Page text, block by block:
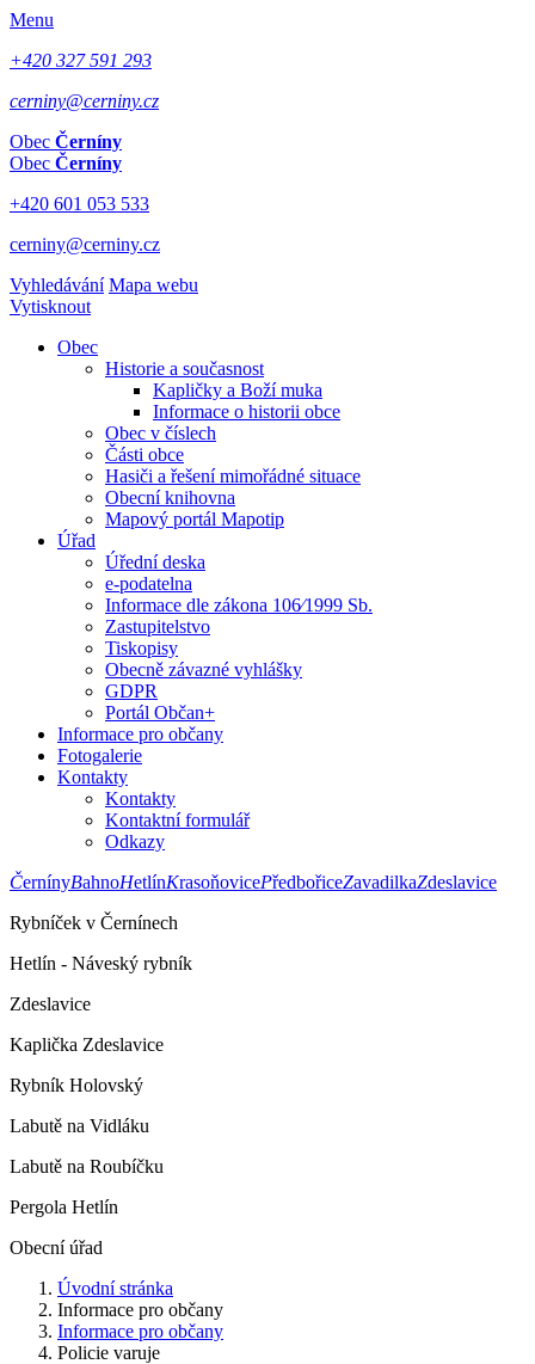
Menu
+420 327 591 293
cerniny@cerniny.cz
Obec Černíny
Obec Černíny
+420 601 053 533
cerniny@cerniny.cz
Vyhledávání Mapa webu
Vytisknout
Obec
Historie a současnost
Kapličky a Boží muka
Informace o historii obce
Obec v číslech
Části obce
Hasiči a řešení mimořádné situace
Obecní knihovna
Mapový portál Mapotip
Úřad
Úřední deska
e-podatelna
Informace dle zákona 106⁄1999 Sb.
Zastupitelstvo
Tiskopisy
Obecně závazné vyhlášky
GDPR
Portál Občan+
Informace pro občany
Fotogalerie
Kontakty
Kontakty
Kontaktní formulář
Odkazy
ČernínyBahnoHetlínKrasoňovicePředbořiceZavadilkaZdeslavice
Rybníček v Černínech
Hetlín - Náveský rybník
Zdeslavice
Kaplička Zdeslavice
Rybník Holovský
Labutě na Vidláku
Labutě na Roubíčku
Pergola Hetlín
Obecní úřad
Úvodní stránka
Informace pro občany
Informace pro občany
Policie varuje